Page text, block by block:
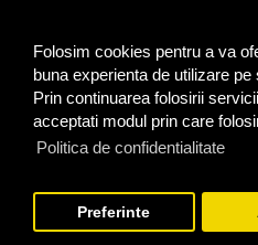
Folosim cookies pentru a va
buna experienta de utilizare pe
Prin continuarea folosirii
acceptati modul prin care
Politica de confidentialitate
Preferinte